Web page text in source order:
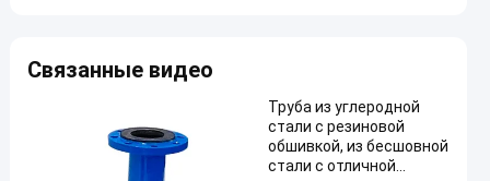
Связанные видео
Труба из углеродной
стали с резиновой
обшивкой, из бесшовной
стали с отличной